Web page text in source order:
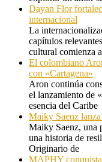
Dayan Flor
internacional
La
capítulos
cultural comienza
El colombiano
con «Cartagena»
Aron continúa
el lanzamiento de
esencia del Caribe
Maiky Saenz
Maiky Saenz, una
una historia de
Originario de
MAPHY